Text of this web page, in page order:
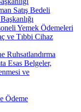
Satış Bedeli
Yemek Ödemeleri
ve Tıbbi Cihaz
Ruhsatlandırma
Esas Belgeler,
ve
Ödeme